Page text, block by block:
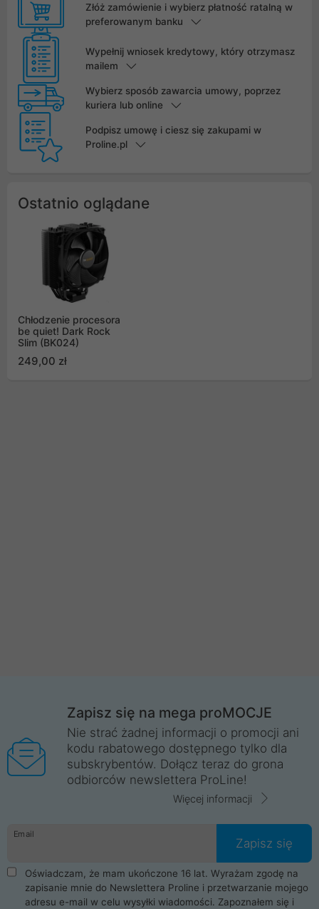
Złóż zamówienie i wybierz płatność ratalną w
preferowanym banku
Wypełnij wniosek kredytowy, który otrzymasz
mailem
Wybierz sposób zawarcia umowy, poprzez
kuriera lub online
Podpisz umowę i ciesz się zakupami w
Proline.pl
Ostatnio oglądane
Chłodzenie procesora
be quiet! Dark Rock
Slim (BK024)
249,00 zł
Zapisz się na mega proMOCJE
Nie strać żadnej informacji o promocji ani
kodu rabatowego dostępnego tylko dla
subskrybentów. Dołącz teraz do grona
odbiorców newslettera ProLine!
Więcej informacji
Email
Zapisz się
Oświadczam, że mam ukończone 16 lat. Wyrażam zgodę na
zapisanie mnie do Newslettera Proline i przetwarzanie mojego
adresu e-mail w celu wysyłki wiadomości. Zapoznałem się i